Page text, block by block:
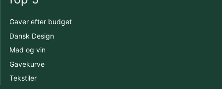
Gaver efter budget
Dansk Design
Mad og vin
Gavekurve
Tekstiler